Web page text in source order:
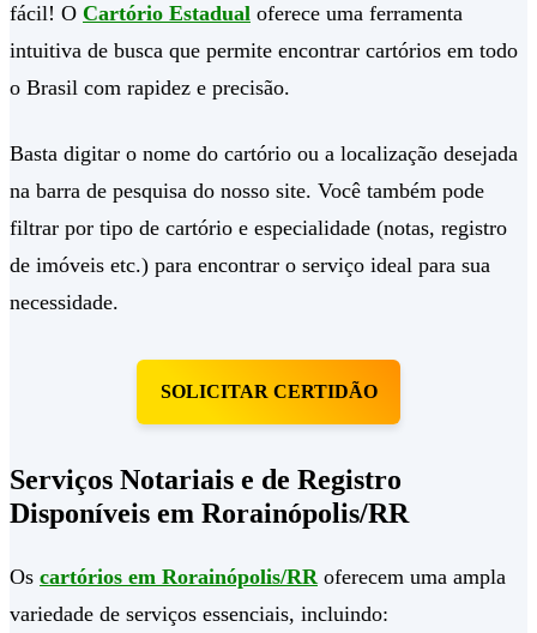
fácil! O Cartório Estadual oferece uma ferramenta
intuitiva de busca que permite encontrar cartórios em todo
o Brasil com rapidez e precisão.
Basta digitar o nome do cartório ou a localização desejada
na barra de pesquisa do nosso site. Você também pode
filtrar por tipo de cartório e especialidade (notas, registro
de imóveis etc.) para encontrar o serviço ideal para sua
necessidade.
SOLICITAR CERTIDÃO
Serviços Notariais e de Registro
Disponíveis em Rorainópolis/RR
Os cartórios em Rorainópolis/RR oferecem uma ampla
variedade de serviços essenciais, incluindo: